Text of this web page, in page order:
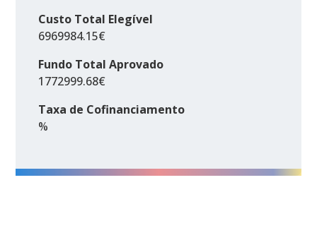
Custo Total Elegível
6969984.15€
Fundo Total Aprovado
1772999.68€
Taxa de Cofinanciamento
%